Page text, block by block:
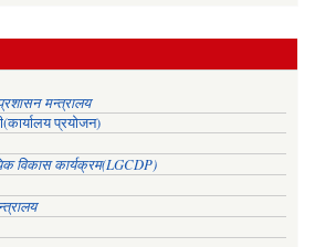
मन्त्रालय
प्रयोजन)
विकास कार्यक्रम(LGCDP)